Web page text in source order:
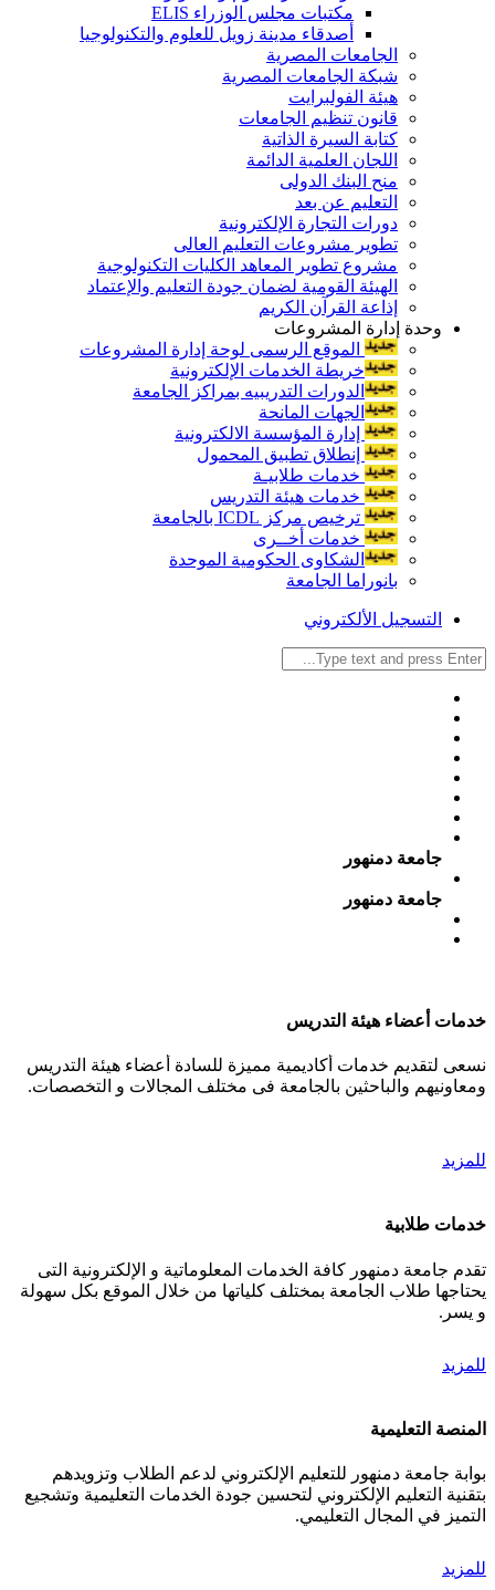
مكتبات مجلس الوزراء ELIS
أصدقاء مدينة زويل للعلوم والتكنولوجيا
الجامعات المصرية
شبكة الجامعات المصرية
هيئة الفولبرايت
قانون تنظيم الجامعات
كتابة السيرة الذاتية
اللجان العلمية الدائمة
منح البنك الدولى
التعليم عن بعد
دورات التجارة الإلكترونية
تطوير مشروعات التعليم العالى
مشروع تطوير المعاهد الكليات التكنولوجية
الهيئة القومية لضمان جودة التعليم والإعتماد
إذاعة القرآن الكريم
وحدة إدارة المشروعات
الموقع الرسمى لوحة إدارة المشروعات
خريطة الخدمات الإلكترونية
الدورات التدريبيه بمراكز الجامعة
الجهات المانحة
إدارة المؤسسة الالكترونية
إنطلاق تطبيق المحمول
خدمات طلابيـة
خدمات هيئة التدريس
ترخيص مركز ICDL بالجامعة
خدمات أخــرى
الشكاوى الحكومية الموحدة
بانوراما الجامعة
التسجيل الألكتروني
جامعة دمنهور
جامعة دمنهور
خدمات أعضاء هيئة التدريس
نسعى لتقديم خدمات أكاديمية مميزة للسادة أعضاء هيئة التدريس
ومعاونيهم والباحثين بالجامعة فى مختلف المجالات و التخصصات.
للمزيد
خدمات طلابية
تقدم جامعة دمنهور كافة الخدمات المعلوماتية و الإلكترونية التى
يحتاجها طلاب الجامعة بمختلف كلياتها من خلال الموقع بكل سهولة
و يسر.
للمزيد
المنصة التعليمية
بوابة جامعة دمنهور للتعليم الإلكتروني لدعم الطلاب وتزويدهم
بتقنية التعليم الإلكتروني لتحسين جودة الخدمات التعليمية وتشجيع
التميز في المجال التعليمي.
للمزيد